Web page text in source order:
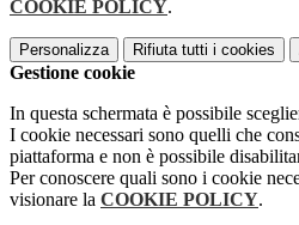
COOKIE POLICY.
Personalizza Rifiuta tutti i cookies
Gestione cookie
In questa schermata è possibile
I cookie necessari sono quelli che
piattaforma e non è possibile
Per conoscere quali sono i cookie
visionare la COOKIE POLICY.